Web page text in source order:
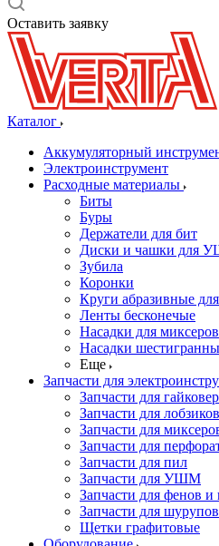
Оставить заявку
Каталог
Аккумуляторный
Электроинструмент
Расходные материалы
Биты
Буры
Держатели для бит
Диски и чашки для
Зубила
Коронки
Круги абразивные
Ленты бесконечые
Насадки для миксеров
Насадки
Еще
Запчасти для
Запчасти для
Запчасти для лобзиков
Запчасти для
Запчасти для
Запчасти для пил
Запчасти для УШМ
Запчасти для фенов и
Запчасти для
Щетки графитовые